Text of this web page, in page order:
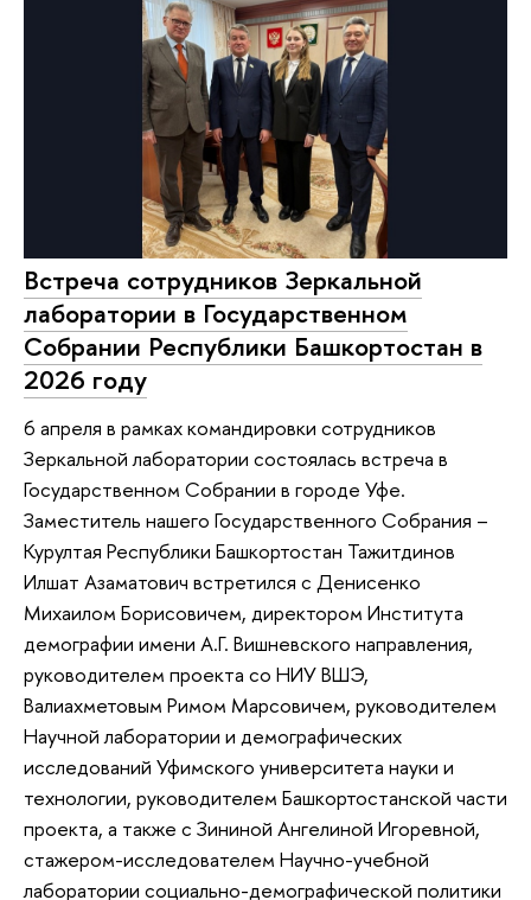
Встреча сотрудников Зеркальной
лаборатории в Государственном
Собрании Республики Башкортостан в
2026 году
6 апреля в рамках командировки сотрудников
Зеркальной лаборатории состоялась встреча в
Государственном Собрании в городе Уфе.
Заместитель нашего Государственного Собрания –
Курултая Республики Башкортостан Тажитдинов
Илшат Азаматович встретился с Денисенко
Михаилом Борисовичем, директором Института
демографии имени А.Г. Вишневского направления,
руководителем проекта со НИУ ВШЭ,
Валиахметовым Римом Марсовичем, руководителем
Научной лаборатории и демографических
исследований Уфимского университета науки и
технологии, руководителем Башкортостанской части
проекта, а также с Зининой Ангелиной Игоревной,
стажером-исследователем Научно-учебной
лаборатории социально-демографической политики